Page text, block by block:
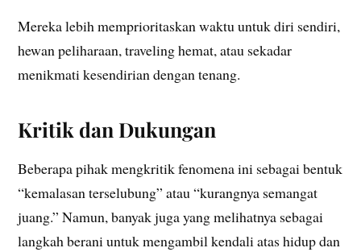
Mereka lebih memprioritaskan waktu untuk diri sendiri,
hewan peliharaan, traveling hemat, atau sekadar
menikmati kesendirian dengan tenang.
Kritik dan Dukungan
Beberapa pihak mengkritik fenomena ini sebagai bentuk
“kemalasan terselubung” atau “kurangnya semangat
juang.” Namun, banyak juga yang melihatnya sebagai
langkah berani untuk mengambil kendali atas hidup dan